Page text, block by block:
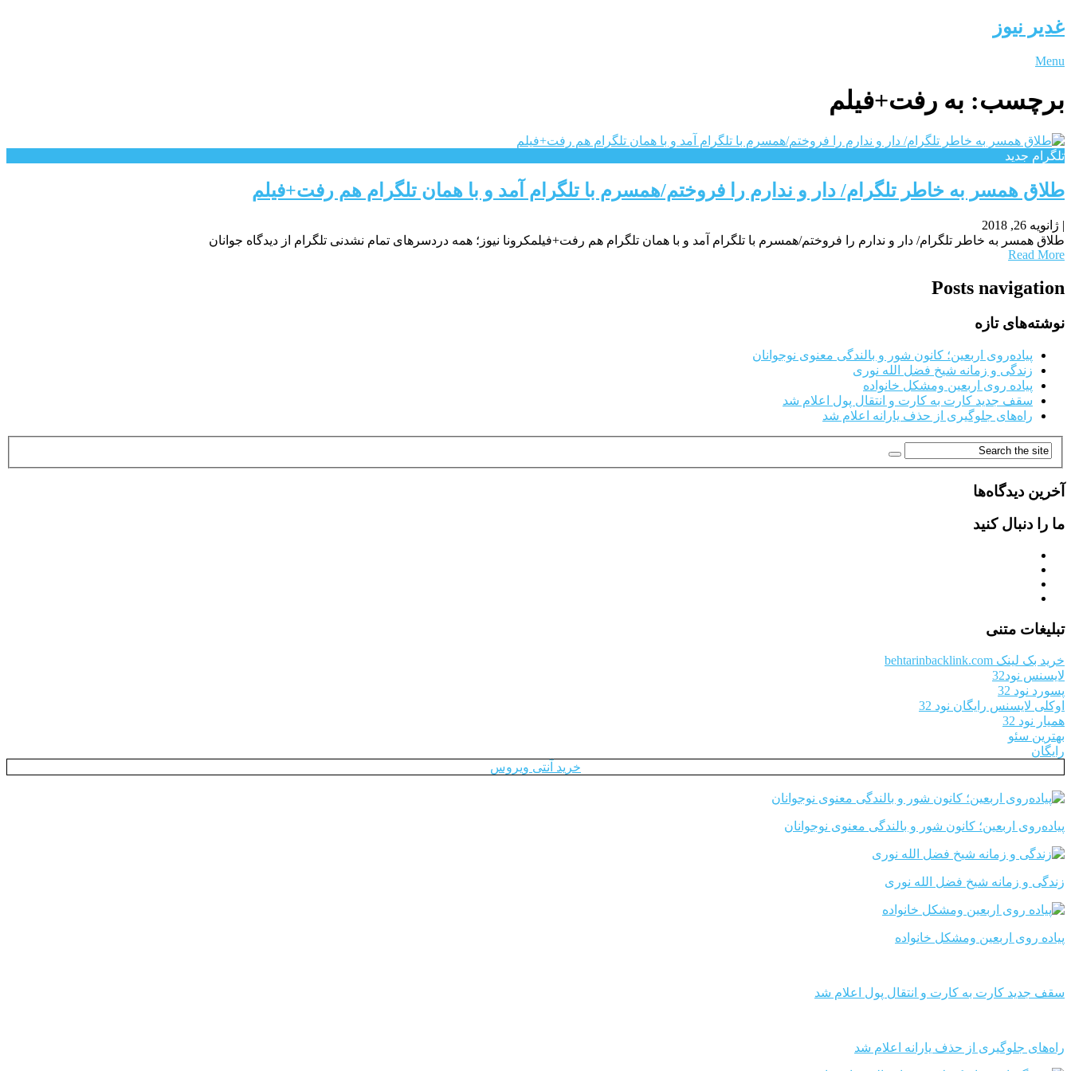
غدیر نیوز
Menu
برچسب: به رفت+فیلم
تلگرام جدید
طلاق همسر به خاطر تلگرام/ دار و ندارم را فروختم/همسرم با تلگرام آمد و با همان تلگرام هم رفت+فیلم
| ژانویه 26, 2018
طلاق همسر به خاطر تلگرام/ دار و ندارم را فروختم/همسرم با تلگرام آمد و با همان تلگرام هم رفت+فیلمکرونا نیوز؛ همه دردسرهای تمام نشدنی تلگرام از دیدگاه جوانان
Read More
Posts navigation
نوشته‌های تازه
پیاده‌روی اربعین؛ کانون شور و بالندگی معنوی نوجوانان
زندگی و زمانه شیخ فضل الله نوری
پیاده روی اربعین ومشکل خانواده
سقف جدید کارت به کارت و انتقال پول اعلام شد
راه‌های جلوگیری از حذف یارانه اعلام شد
آخرین دیدگاه‌ها
ما را دنبال کنید
تبلیغات متنی
خرید بک لینک behtarinbacklink.com
لایسنس نود32
پسورد نود 32
اوکلی لایسنس رایگان نود 32
همیار نود 32
بهترین سئو
رایگان
خرید آنتی ویروس
پیاده‌روی اربعین؛ کانون شور و بالندگی معنوی نوجوانان
زندگی و زمانه شیخ فضل الله نوری
پیاده روی اربعین ومشکل خانواده
سقف جدید کارت به کارت و انتقال پول اعلام شد
راه‌های جلوگیری از حذف یارانه اعلام شد